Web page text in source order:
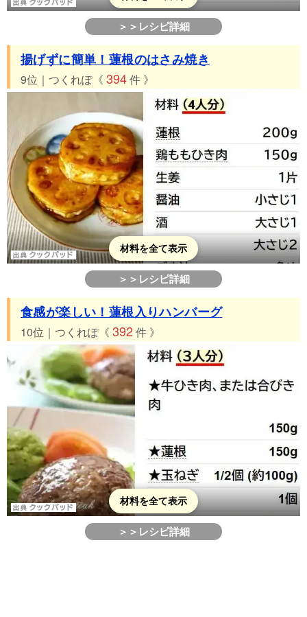
＞＞レシピ詳細
揚げずに簡単！蓮根のはさみ焼き
9位｜つくれぽ《 394件 》
材料を全て表示
＞＞レシピ詳細
食感が楽しい！蓮根入りハンバーグ
10位｜つくれぽ《 392 件 》
材料を全て表示
＞＞レシピ詳細